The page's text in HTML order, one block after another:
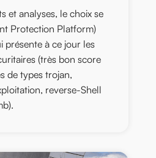
et analyses, le choix se
Protection Platform)
présente à ce jour les
(très bon score
de types trojan,
reverse-Shell